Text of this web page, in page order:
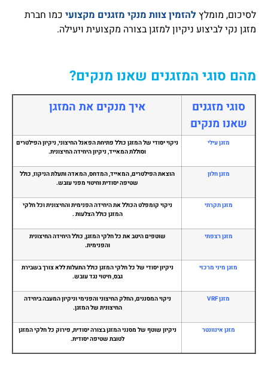
לסיכום, מומלץלהזמין צוות מנקי מזגנים מקצועי כמו חברת
מזגן נקי לביצוע ניקיון למזגן בצורה מקצועית ויעילה.
מהם סוגי המזגנים שאנו מנקים?
סוגי מזגנים
שאנו מנקים
איך מנקים את המזגן
מזגן עילי
ניקוי יסודי של המזגן כולל פתיחת הפאנל החיצוני, ניקיון הפילטרים
וסוללת המאייד, ניקיון היחידה החיצונית.
מזגן חלון
הוצאת הפילטרים, המאייד, המדחס, המאדה ותעלת הניקוז, כולל
שטיפה יסודית וחיטוי מפני עובש.
מזגן תקרתי
ניקוי קומפלט הכולל את היחידה הפנימית והחיצונית וכל חלקי
המזגן כולל הצלעות .
מזגן רצפתי
שוטפים היטב את כל חלקי המזגן, כולל היחידה החיצונית
והפנימית.
מזגן מיני מרכזי
ניקיון יסודי של כל חלקי המזגן כולל התעלות ללא צורך בשבירת
גבס, חיטוי נגד עובש.
מזגן VRF
ניקוי המסננים, החלק החיצוני והפנימי וניקיון המעבה ביחידה
החיצונית של המזגן.
מזגן אינוונטר
ניקיון שוטף של מסנני המזגן בצורה יסודית, פירוק כל חלקי המזגן
לטובת שטיפה יסודית.